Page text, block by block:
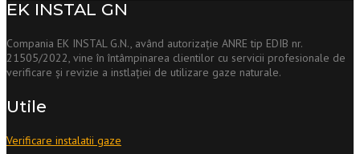
EK INSTAL GN
Compania EK INSTAL G.N., având autorizaţie ANRE tip EDIB nr.
21505/2022, vine în întâmpinarea clientilor cu servicii profesionale de
verificare și revizie a instlaţiei de utilizare gaze naturale.
Utile
Verificare instalatii gaze